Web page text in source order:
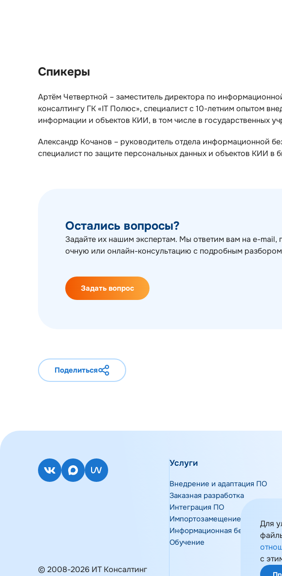
Спикеры
Артём Четвертной – заместитель директора по
консалтингу ГК «IT Полюс», специалист с 10-летним опытом
информации и объектов КИИ, в том числе в государственных
Александр Кочанов – руководитель отдела информационной
специалист по защите персональных данных и объектов КИИ в
Остались вопросы?
Задайте их нашим экспертам. Мы ответим вам на e-
очную или онлайн-консультацию с подробным
Задать вопрос
Поделиться
Для
с
© 2008-2026 ИТ Консалтинг
Услуги
Внедрение и адаптация ПО
Заказная разработка
Интеграция ПО
Импортозамещение ПО
Информационная безопасность
Обучение